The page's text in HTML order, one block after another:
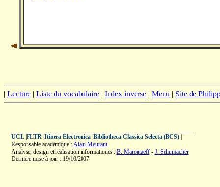
| Lecture | Liste du vocabulaire | Index inverse | Menu | Site de
UCL| FLTR| Itinera Electronica| Bibliotheca Classica Selecta (BCS)|
Responsable académique :Alain Meurant
Analyse, design et réalisation informatiques : B. Maroutaeff- J. Schumacher
Dernière mise à jour : 19/10/2007